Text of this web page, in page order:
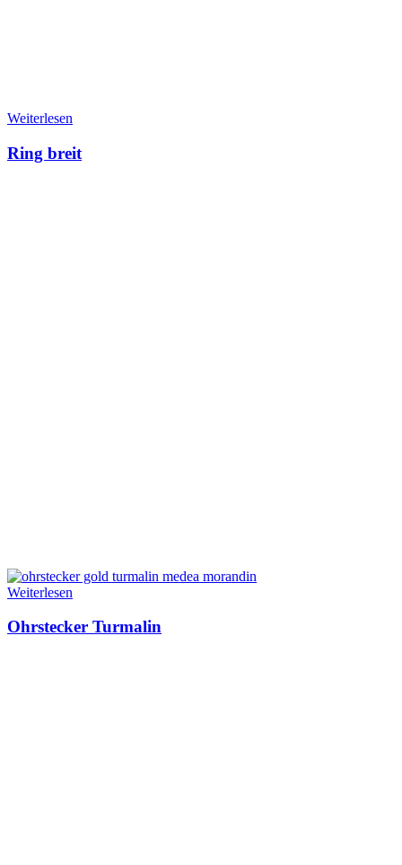
Weiterlesen
Ring breit
Weiterlesen
Ohrstecker Turmalin